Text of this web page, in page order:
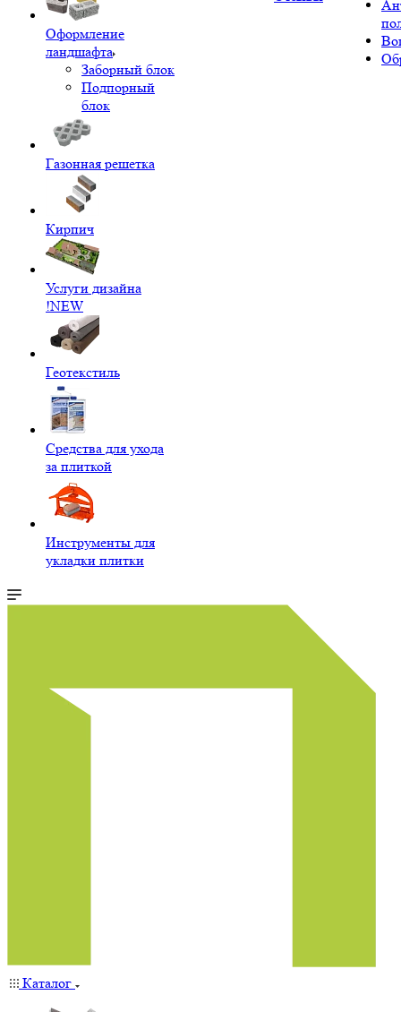
Оформление
ландшафта
Заборный блок
Подпорный
блок
Газонная решетка
Кирпич
Услуги дизайна
!NEW
Геотекстиль
Средства для ухода
за плиткой
Инструменты для
укладки плитки
Каталог